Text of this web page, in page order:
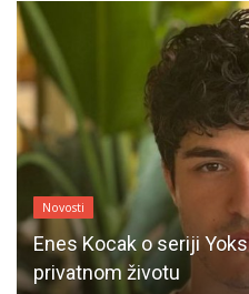
Novosti
Enes Kocak o seriji
privatnom životu